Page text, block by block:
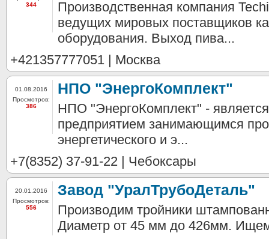
344
Производственная компания
ведущих мировых поставщиков
оборудования. Выход пива...
+421357777051 | Москва
01.08.2016
Просмотров:
386
НПО "ЭнергоКомплект"
НПО "ЭнергоКомплект" -
предприятием занимающимся
энергетического и э...
+7(8352) 37-91-22 | Чебоксары
20.01.2016
Просмотров:
556
Завод "УралТрубоДеталь"
Производим тройники
Диаметр от 45 мм до 426мм.